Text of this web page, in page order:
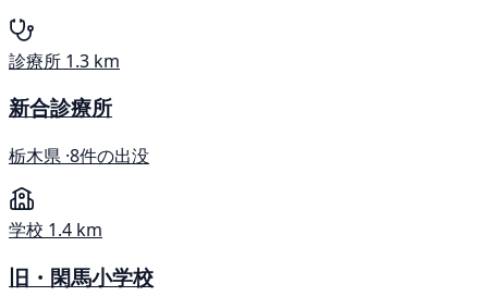
診療所 1.3 km
新合診療所
栃木県 ·8件の出没
学校 1.4 km
旧・閑馬小学校